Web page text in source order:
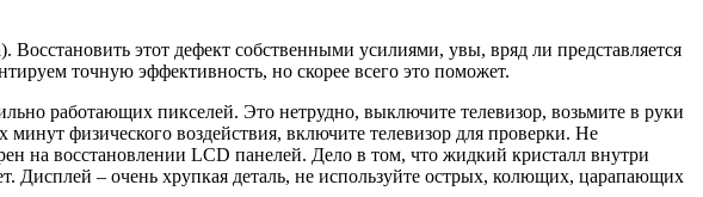
этот дефект собственными усилиями, увы, вряд ли представляется
точную эффективность, но скорее всего это поможет.
работающих пикселей. Это нетрудно, выключите телевизор, возьмите в руки
физического воздействия, включите телевизор для проверки. Не
на восстановлении LCD панелей. Дело в том, что жидкий кристалл внутри
Дисплей – очень хрупкая деталь, не используйте острых, колющих, царапающих